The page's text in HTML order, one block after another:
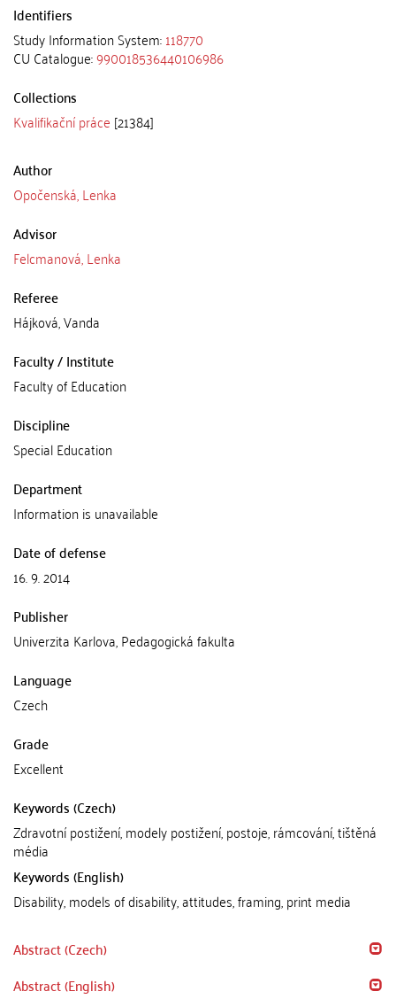
Identifiers
Study Information System:118770
CU Catalogue:990018536440106986
Collections
Kvalifikační práce [21384]
Author
Opočenská, Lenka
Advisor
Felcmanová, Lenka
Referee
Hájková, Vanda
Faculty / Institute
Faculty of Education
Discipline
Special Education
Department
Information is unavailable
Date of defense
16. 9. 2014
Publisher
Univerzita Karlova, Pedagogická fakulta
Language
Czech
Grade
Excellent
Keywords (Czech)
Zdravotní postižení, modely postižení, postoje, rámcování, tištěná
média
Keywords (English)
Disability, models of disability, attitudes, framing, print media
Abstract (Czech)
Abstract (English)